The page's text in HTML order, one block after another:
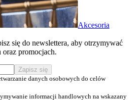
Akcesoria
się do newslettera, aby otrzymywać
promocjach.
danych osobowych do celów
informacji handlowych na wskazany